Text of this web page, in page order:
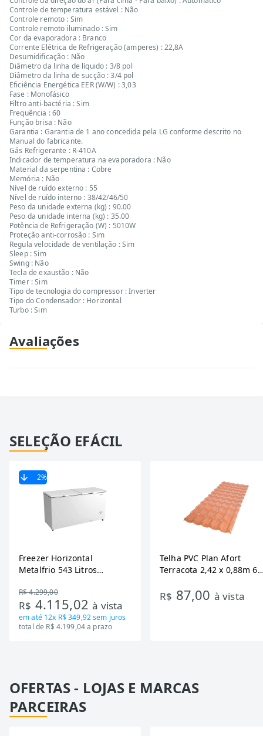
Controle de temperatura estável : Não
Controle remoto : Sim
Controle remoto iluminado : Sim
Cor da evaporadora : Branco
Corrente Elétrica de Refrigeração (amperes) : 22,8A
Desumidificação : Não
Diâmetro da linha de líquido : 3/8 pol
Diâmetro da linha de sucção : 3/4 pol
Eficiência Energética EER (W/W) : 3,03
Fase : Monofásico
Filtro anti-bactéria : Sim
Frequência : 60
Função brisa : Não
Garantia : Garantia de 1 ano concedida pela LG conforme descrito no
Manual do fabricante.
Gás Refrigerante : R-410A
Indicador de temperatura na evaporadora : Não
Material da serpentina : Cobre
Memória : Não
Nível de ruído externo : 55
Nível de ruído interno : 38/42/46/50
Peso da unidade externa (kg) : 90.00
Peso da unidade interna (kg) : 35.00
Potência de Refrigeração (W) : 5010W
Proteção anti-corrosão : Sim
Regula velocidade de ventilação : Sim
Sleep : Sim
Swing : Não
Tecla de exaustão : Não
Timer : Sim
Tipo de tecnologia do compressor : Inverter
Tipo do Condensador : Horizontal
Turbo : Sim
Avaliações
SELEÇÃO EFÁCIL
2%
Freezer Horizontal
Metalfrio 543 Litros
Tecnologia Inverter, Branco,
Bivolt
R$ 4.299,00
R$ 4.115,02à vista
em até 12x R$ 349,92sem juros
total de R$ 4.199,04 a prazo
Telha PVC Plan Afort
Terracota 2,42 x 0,88m 6
R$ 87,00 à vista
OFERTAS - LOJAS E MARCAS
PARCEIRAS